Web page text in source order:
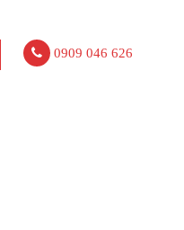
0909 046 626